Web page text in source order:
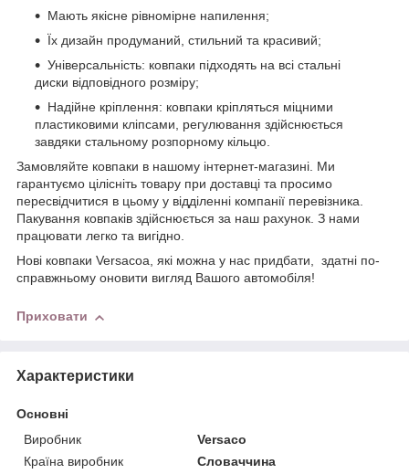
Мають якісне рівномірне напилення;
Їх дизайн продуманий, стильний та красивий;
Універсальність: ковпаки підходять на всі стальні
диски відповідного розміру;
Надійне кріплення: ковпаки кріпляться міцними
пластиковими кліпсами, регулювання здійснюється
завдяки стальному розпорному кільцю.
Замовляйте ковпаки в нашому інтернет-магазині. Ми
гарантуємо цілісніть товару при доставці та просимо
пересвідчитися в цьому у відділенні компанії перевізника.
Пакування ковпаків здійснюється за наш рахунок. З нами
працювати легко та вигідно.
Нові ковпаки Versacoа, які можна у нас придбати, здатні по-
справжньому оновити вигляд Вашого автомобіля!
Приховати
Характеристики
Основні
Виробник
Versaco
Країна виробник
Словаччина